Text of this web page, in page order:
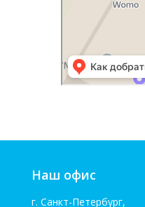
Наш офис
г. Санкт-Петербург,